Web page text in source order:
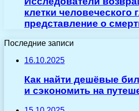
клетки человеческого
представление о
Последние записи
16.10.2025
Как найти дешёвые
и сэкономить на